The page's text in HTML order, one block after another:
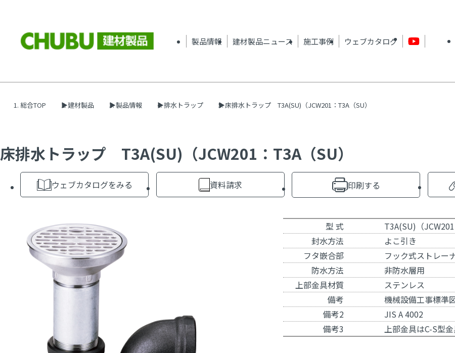
製品情報 建材製品ニュース 施工事例 ウェブカタログ
総合TOP 建材製品 製品情報 排水トラップ 床排水トラップ T3A(SU)（JCW201：T3A（SU）
床排水トラップ T3A(SU)（JCW201：T3A（SU）
ウェブカタログをみる 資料請求 印刷する
型 式
T3A(SU)（JCW201
封水方法
よこ引き
フタ嵌合部
フック式ストレー
防水方法
非防水層用
上部金具材質
ステンレス
備考
機械設備工事標
備考2
JIS A 4002
備考3
上部金具はC-S型